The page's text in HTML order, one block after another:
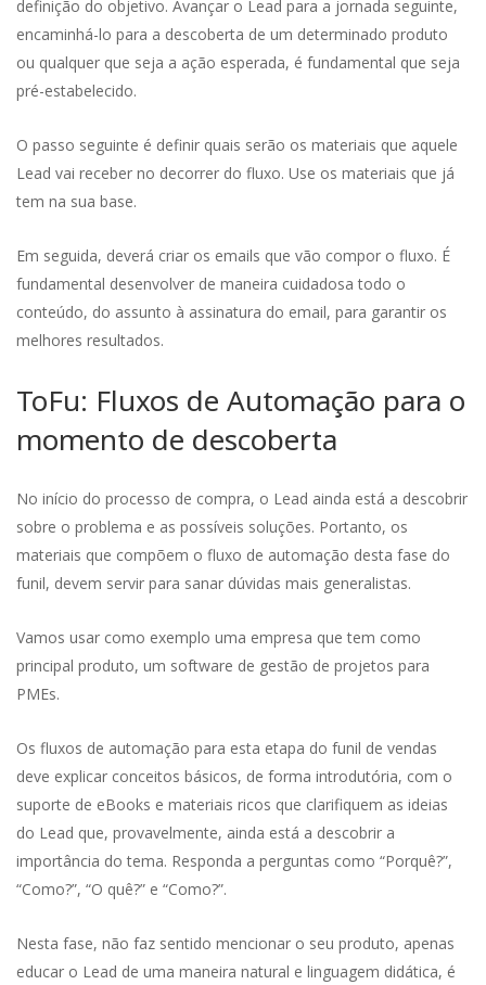
definição do objetivo. Avançar o Lead para a jornada seguinte,
encaminhá-lo para a descoberta de um determinado produto
ou qualquer que seja a ação esperada, é fundamental que seja
pré-estabelecido.
O passo seguinte é definir quais serão os materiais que aquele
Lead vai receber no decorrer do fluxo. Use os materiais que já
tem na sua base.
Em seguida, deverá criar os emails que vão compor o fluxo. É
fundamental desenvolver de maneira cuidadosa todo o
conteúdo, do assunto à assinatura do email, para garantir os
melhores resultados.
ToFu: Fluxos de Automação para o
momento de descoberta
No início do processo de compra, o Lead ainda está a descobrir
sobre o problema e as possíveis soluções. Portanto, os
materiais que compõem o fluxo de automação desta fase do
funil, devem servir para sanar dúvidas mais generalistas.
Vamos usar como exemplo uma empresa que tem como
principal produto, um software de gestão de projetos para
PMEs.
Os fluxos de automação para esta etapa do funil de vendas
deve explicar conceitos básicos, de forma introdutória, com o
suporte de eBooks e materiais ricos que clarifiquem as ideias
do Lead que, provavelmente, ainda está a descobrir a
importância do tema. Responda a perguntas como “Porquê?”,
“Como?”, “O quê?” e “Como?”.
Nesta fase, não faz sentido mencionar o seu produto, apenas
educar o Lead de uma maneira natural e linguagem didática, é